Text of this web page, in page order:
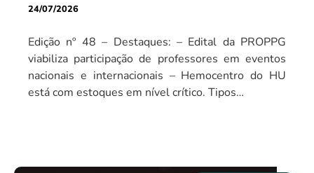
24/07/2026
Edição nº 48 – Destaques: – Edital da PROPPG
viabiliza participação de professores em eventos
nacionais e internacionais – Hemocentro do HU
está com estoques em nível crítico. Tipos…